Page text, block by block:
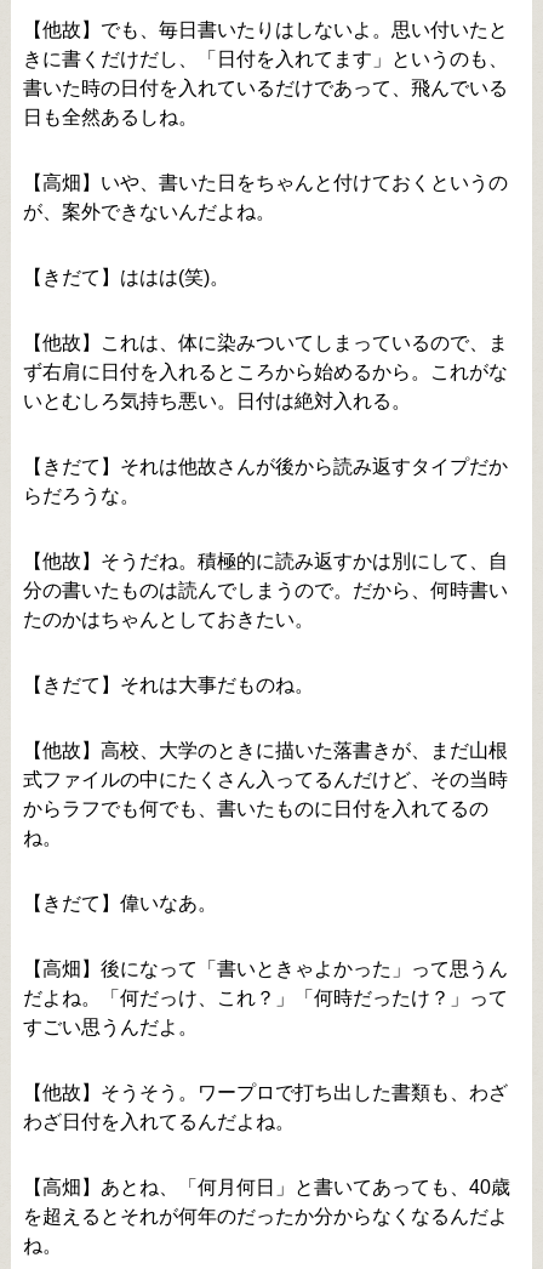
【他故】でも、毎日書いたりはしないよ。思い付いたと
きに書くだけだし、「日付を入れてます」というのも、
書いた時の日付を入れているだけであって、飛んでいる
日も全然あるしね。
【高畑】いや、書いた日をちゃんと付けておくというの
が、案外できないんだよね。
【きだて】ははは(笑)。
【他故】これは、体に染みついてしまっているので、ま
ず右肩に日付を入れるところから始めるから。これがな
いとむしろ気持ち悪い。日付は絶対入れる。
【きだて】それは他故さんが後から読み返すタイプだか
らだろうな。
【他故】そうだね。積極的に読み返すかは別にして、自
分の書いたものは読んでしまうので。だから、何時書い
たのかはちゃんとしておきたい。
【きだて】それは大事だものね。
【他故】高校、大学のときに描いた落書きが、まだ山根
式ファイルの中にたくさん入ってるんだけど、その当時
からラフでも何でも、書いたものに日付を入れてるの
ね。
【きだて】偉いなあ。
【高畑】後になって「書いときゃよかった」って思うん
だよね。「何だっけ、これ？」「何時だったけ？」って
すごい思うんだよ。
【他故】そうそう。ワープロで打ち出した書類も、わざ
わざ日付を入れてるんだよね。
【高畑】あとね、「何月何日」と書いてあっても、40歳
を超えるとそれが何年のだったか分からなくなるんだよ
ね。